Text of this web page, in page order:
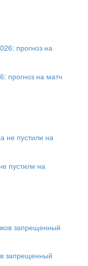
прогноз на матч
пустили на
запрещенный